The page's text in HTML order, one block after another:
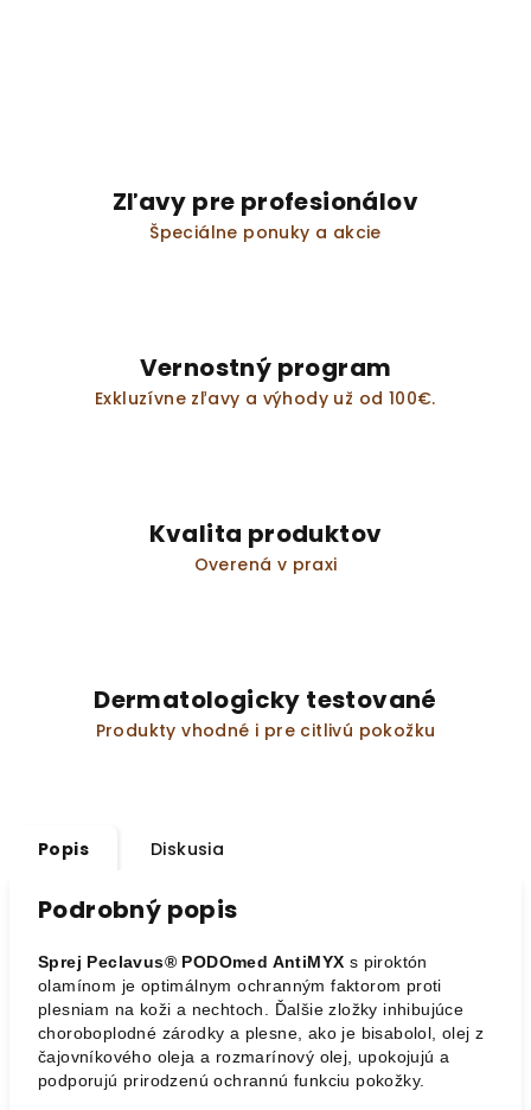
Zľavy pre profesionálov
Špeciálne ponuky a akcie
Vernostný program
Exkluzívne zľavy a výhody už od 100€.
Kvalita produktov
Overená v praxi
Dermatologicky testované
Produkty vhodné i pre citlivú pokožku
Popis Diskusia
Podrobný popis
Sprej Peclavus® PODOmed AntiMYX s piroktón
olamínom je optimálnym ochranným faktorom proti
plesniam na koži a nechtoch. Ďalšie zložky inhibujúce
choroboplodné zárodky a plesne, ako je bisabolol, olej z
čajovníkového oleja a rozmarínový olej, upokojujú a
podporujú prirodzenú ochrannú funkciu pokožky.